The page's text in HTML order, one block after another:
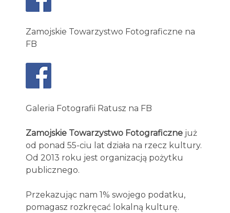
Zamojskie Towarzystwo Fotograficzne na
FB
Galeria Fotografii Ratusz na FB
Zamojskie Towarzystwo Fotograficzne już
od ponad 55-ciu lat działa na rzecz kultury.
Od 2013 roku jest organizacją pożytku
publicznego.
Przekazując nam 1% swojego podatku,
pomagasz rozkręcać lokalną kulturę.